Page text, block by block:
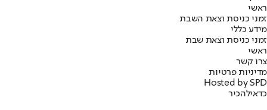
ראשי
זמני כניסת וצאת השבת
מידע כללי
זמני כניסת וצאת שבת
ראשי
צרו קשר
מדיניות פרטיות
Hosted by SPD
כדאילהכיר